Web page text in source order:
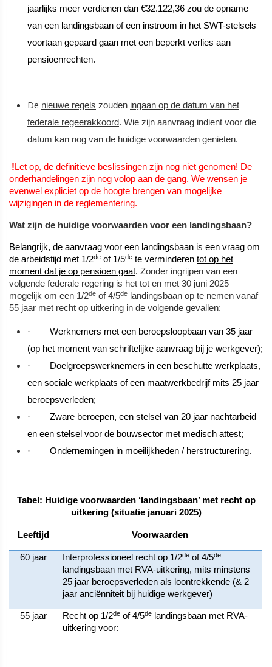
jaarlijks meer verdienen dan €32.122,36 zou de opname
van een landingsbaan of een instroom in het SWT-stelsels
voortaan gepaard gaan met een beperkt verlies aan
pensioenrechten.
De nieuwe regels zouden ingaan op de datum van het
federale regeerakkoord. Wie zijn aanvraag indient voor die
datum kan nog van de huidige voorwaarden genieten.
!Let op, de definitieve beslissingen zijn nog niet genomen! De
onderhandelingen zijn nog volop aan de gang. We wensen je
evenwel expliciet op de hoogte brengen van mogelijke
wijzigingen in de reglementering.
Wat zijn de huidige voorwaarden voor een landingsbaan?
Belangrijk, de aanvraag voor een landingsbaan is een vraag om
de arbeidstijd met 1/2de of 1/5de te verminderen tot op het
moment dat je op pensioen gaat. Zonder ingrijpen van een
volgende federale regering is het tot en met 30 juni 2025
mogelijk om een 1/2de of 4/5de landingsbaan op te nemen vanaf
55 jaar met recht op uitkering in de volgende gevallen:
·
Werknemers met een beroepsloopbaan van 35 jaar
(op het moment van schriftelijke aanvraag bij je werkgever);
·
Doelgroepswerknemers in een beschutte werkplaats,
een sociale werkplaats of een maatwerkbedrijf mits 25 jaar
beroepsverleden;
·
Zware beroepen, een stelsel van 20 jaar nachtarbeid
en een stelsel voor de bouwsector met medisch attest;
·
Ondernemingen in moeilijkheden / herstructurering.
Tabel: Huidige voorwaarden ‘landingsbaan’ met recht op
uitkering (situatie januari 2025)
Leeftijd Voorwaarden
60 jaar Interprofessioneel recht op 1/2deof 4/5de
landingsbaan met RVA-uitkering, mits minstens
25 jaar beroepsverleden als loontrekkende (& 2
jaar anciënniteit bij huidige werkgever)
55 jaar Recht op 1/2deof 4/5delandingsbaan met RVA-
uitkering voor: